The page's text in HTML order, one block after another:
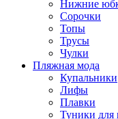
Нижние
Сорочки
Топы
Трусы
Чулки
Пляжная мода
Купальники
Лифы
Плавки
Туники для